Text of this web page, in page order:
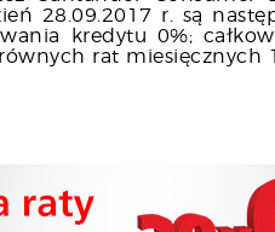
28.09.2017 r. są
kredytu 0%;
rat miesięcznych